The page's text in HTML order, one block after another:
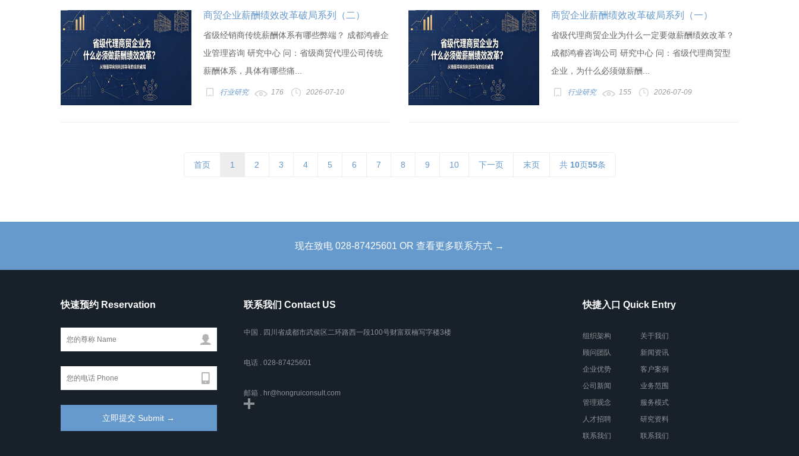
商贸企业薪酬绩效改革破局系列（二）
省级经销商传统薪酬体系有哪些弊端？ 成都鸿睿企
业管理咨询 研究中心 问：省级商贸代理公司传统
薪酬体系，具体有哪些痛...
行业研究 176 2026-07-10
商贸企业薪酬绩效改革破局系列（一）
省级代理商贸企业为什么一定要做薪酬绩效改革？
成都鸿睿咨询公司 研究中心 问：省级代理商贸型
企业，为什么必须做薪酬...
行业研究 155 2026-07-09
首页 1 2 3 4 5 6 7 8 9 10 下一页 末页 共 10页55条
现在致电 028-87425601 OR 查看更多联系方式 →
快速预约 Reservation 联系我们 Contact US
中国 . 四川省成都市武侯区二环路西一段100号财富双楠写字楼3楼
电话 . 028-87425601
邮箱 . hr@hongruiconsult.com
快捷入口 Quick Entry
组织架构
顾问团队
企业优势
公司新闻
管理观念
人才招聘
联系我们
关于我们
新闻资讯
客户案例
业务范围
服务模式
研究资料
联系我们